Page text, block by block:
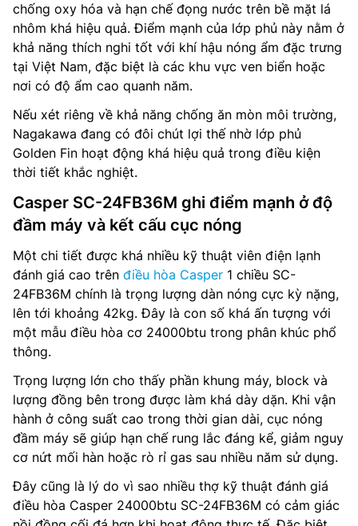
chống oxy hóa và hạn chế đọng nước trên bề mặt lá
nhôm khá hiệu quả. Điểm mạnh của lớp phủ này nằm ở
khả năng thích nghi tốt với khí hậu nóng ẩm đặc trưng
tại Việt Nam, đặc biệt là các khu vực ven biển hoặc
nơi có độ ẩm cao quanh năm.
Nếu xét riêng về khả năng chống ăn mòn môi trường,
Nagakawa đang có đôi chút lợi thế nhờ lớp phủ
Golden Fin hoạt động khá hiệu quả trong điều kiện
thời tiết khắc nghiệt.
Casper SC-24FB36M ghi điểm mạnh ở độ
đầm máy và kết cấu cục nóng
Một chi tiết được khá nhiều kỹ thuật viên điện lạnh
đánh giá cao trên điều hòa Casper 1 chiều SC-
24FB36M chính là trọng lượng dàn nóng cực kỳ nặng,
lên tới khoảng 42kg. Đây là con số khá ấn tượng với
một mẫu điều hòa cơ 24000btu trong phân khúc phổ
thông.
Trọng lượng lớn cho thấy phần khung máy, block và
lượng đồng bên trong được làm khá dày dặn. Khi vận
hành ở công suất cao trong thời gian dài, cục nóng
đầm máy sẽ giúp hạn chế rung lắc đáng kể, giảm nguy
cơ nứt mối hàn hoặc rò rỉ gas sau nhiều năm sử dụng.
Đây cũng là lý do vì sao nhiều thợ kỹ thuật đánh giá
điều hòa Casper 24000btu SC-24FB36M có cảm giác